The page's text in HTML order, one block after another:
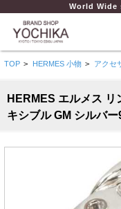
World Wide
TOP > HERMES 小物 > アクセ
HERMES エルメス
キシブル GM シルバ